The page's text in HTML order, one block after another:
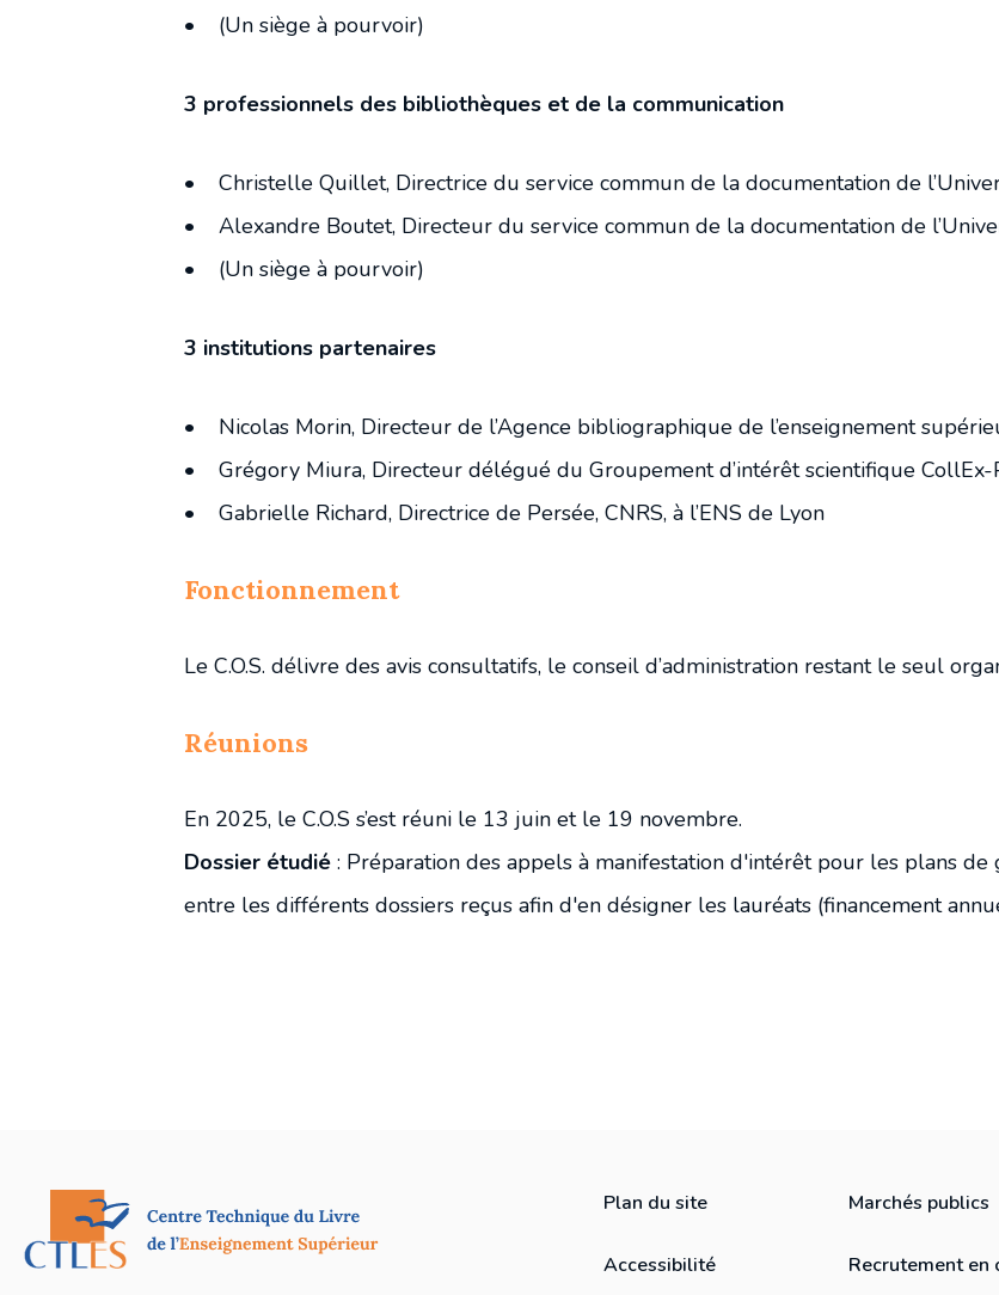
• (Un siège à pourvoir)
3 professionnels des bibliothèques et de la communication
• Christelle Quillet, Directrice du service commun de la documentation de
• Alexandre Boutet, Directeur du service commun de la documentation de
• (Un siège à pourvoir)
3 institutions partenaires
• Nicolas Morin, Directeur de l’Agence bibliographique de l’enseignement
• Grégory Miura, Directeur délégué du Groupement d’intérêt scientifique CollEx-
• Gabrielle Richard, Directrice de Persée, CNRS, à l’ENS de Lyon
Fonctionnement
Le C.O.S. délivre des avis consultatifs, le conseil d’administration restant le seul
Réunions
En 2025, le C.O.S s’est réuni le 13 juin et le 19 novembre.
Dossier étudié : Préparation des appels à manifestation d'intérêt pour les plans
entre les différents dossiers reçus afin d'en désigner les lauréats (financement
Plan du site
Accessibilité
Marchés publics
Recrutement en